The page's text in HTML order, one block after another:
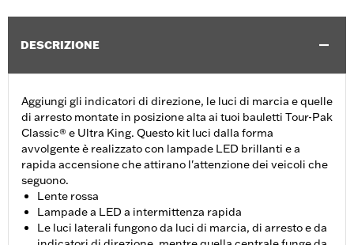
DESCRIZIONE
Aggiungi gli indicatori di direzione, le luci di marcia e quelle
di arresto montate in posizione alta ai tuoi bauletti Tour-Pak
Classic® e Ultra King. Questo kit luci dalla forma
avvolgente è realizzato con lampade LED brillanti e a
rapida accensione che attirano l'attenzione dei veicoli che
seguono.
Lente rossa
Lampade a LED a intermittenza rapida
Le luci laterali fungono da luci di marcia, di arresto e da